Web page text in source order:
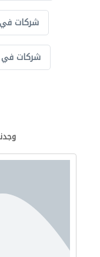
شركات في
شركات
وجدنا 1717 الشركات